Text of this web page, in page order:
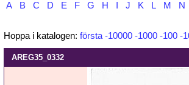
A B C D E F G H J K L M N
Hoppa i katalogen: första -10000 -1000 -100 -
AREG35_0332